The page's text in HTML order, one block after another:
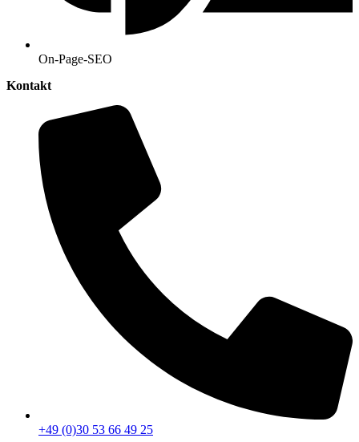
On-Page-SEO
Kontakt
+49 (0)30 53 66 49 25